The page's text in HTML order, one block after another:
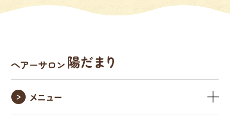
メニュー